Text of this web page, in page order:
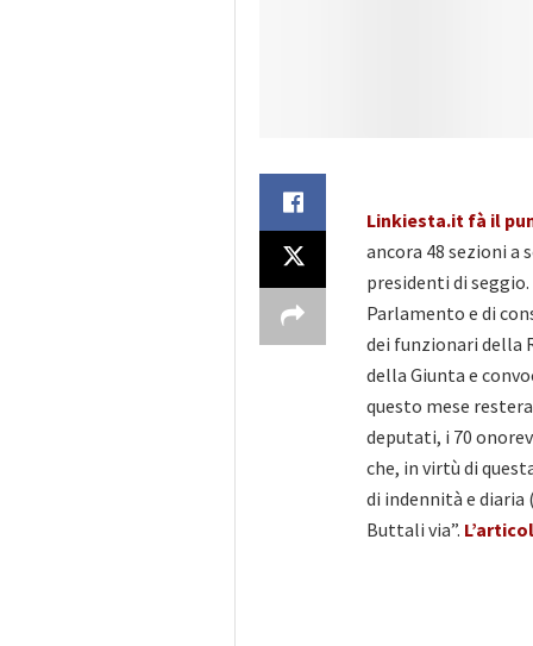
Linkiesta.it fà il
ancora 48 sezioni a
presidenti di
Parlamento e di
dei funzionari della
della Giunta e
questo mese
deputati, i 70
che, in virtù di
di indennità e diaria
Buttali via”.